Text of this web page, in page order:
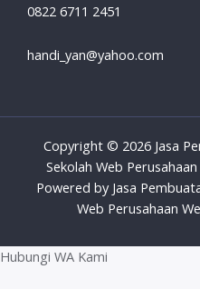
0822 6711 2451
handi_yan@yahoo.com
Copyright © 2026 Jasa
Sekolah Web
Powered by Jasa
Web Perusahaan
Hubungi WA Kami